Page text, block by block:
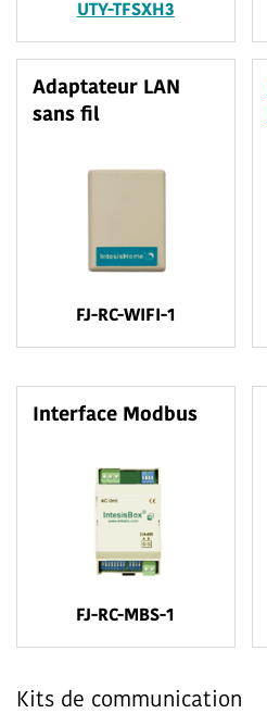
UTY-TFSXH3
Adaptateur LAN
sans fil
FJ-RC-WIFI-1
Interface Modbus
FJ-RC-MBS-1
Kits de communication